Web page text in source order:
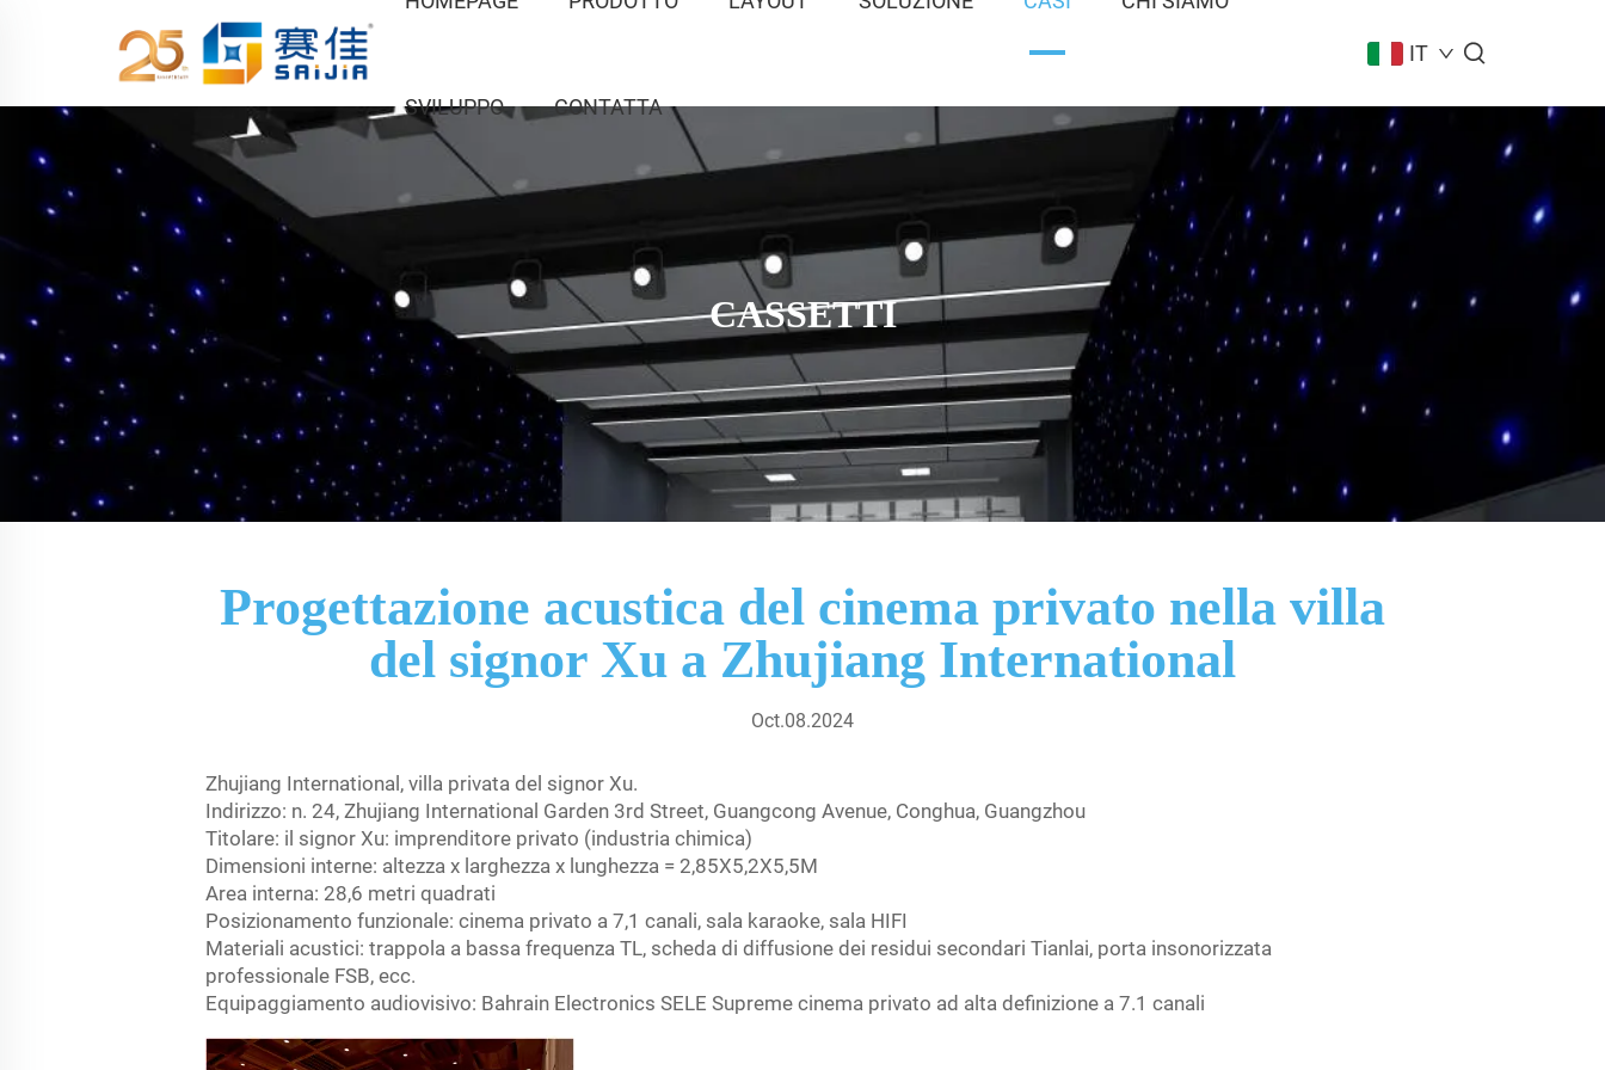
SVILUPPO CONTATTA
IT
CASSETTI
Progettazione acustica del cinema privato nella villa
del signor Xu a Zhujiang International
Oct.08.2024
Zhujiang International, villa privata del signor Xu.
Indirizzo: n. 24, Zhujiang International Garden 3rd Street, Guangcong Avenue, Conghua, Guangzhou
Titolare: il signor Xu: imprenditore privato (industria chimica)
Dimensioni interne: altezza x larghezza x lunghezza = 2,85X5,2X5,5M
Area interna: 28,6 metri quadrati
Posizionamento funzionale: cinema privato a 7,1 canali, sala karaoke, sala HIFI
Materiali acustici: trappola a bassa frequenza TL, scheda di diffusione dei residui secondari Tianlai, porta insonorizzata
professionale FSB, ecc.
Equipaggiamento audiovisivo: Bahrain Electronics SELE Supreme cinema privato ad alta definizione a 7.1 canali